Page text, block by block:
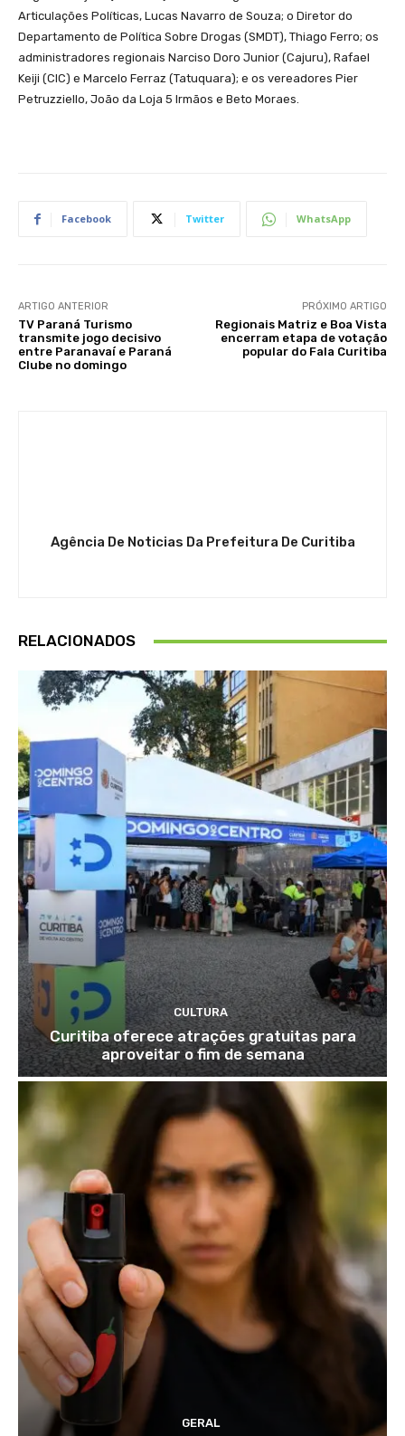
Articulações Políticas, Lucas Navarro de Souza; o Diretor do
Departamento de Política Sobre Drogas (SMDT), Thiago Ferro; os
administradores regionais Narciso Doro Junior (Cajuru), Rafael
Keiji (CIC) e Marcelo Ferraz (Tatuquara); e os vereadores Pier
Petruzziello, João da Loja 5 Irmãos e Beto Moraes.
Facebook Twitter WhatsApp
ARTIGO ANTERIOR
TV Paraná Turismo
transmite jogo decisivo
entre Paranavaí e Paraná
Clube no domingo
PRÓXIMO ARTIGO
Regionais Matriz e Boa Vista
encerram etapa de votação
popular do Fala Curitiba
Agência De Noticias Da Prefeitura De Curitiba
RELACIONADOS
CULTURA
Curitiba oferece atrações gratuitas para
aproveitar o fim de semana
GERAL